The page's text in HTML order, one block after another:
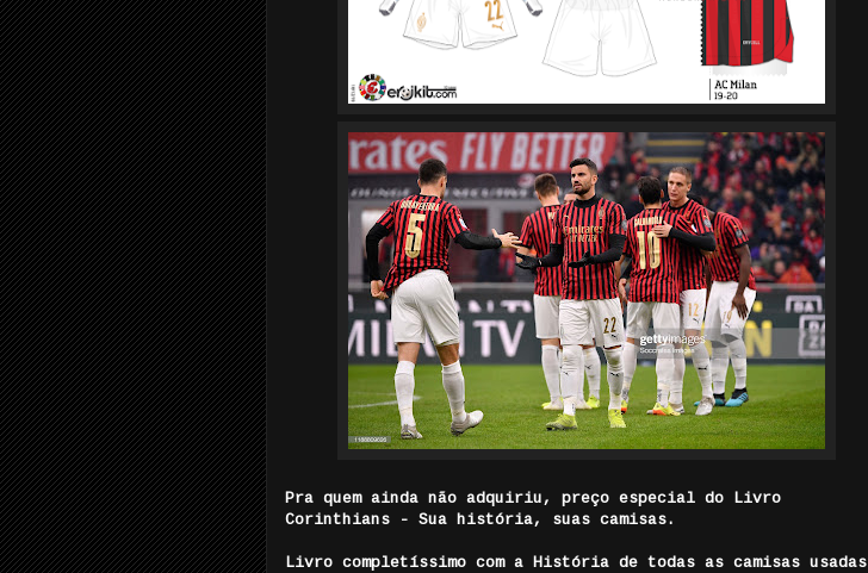
Pra quem ainda não adquiriu, preço especial do Livro
Corinthians - Sua história, suas camisas.
Livro completíssimo com a História de todas as camisas usadas